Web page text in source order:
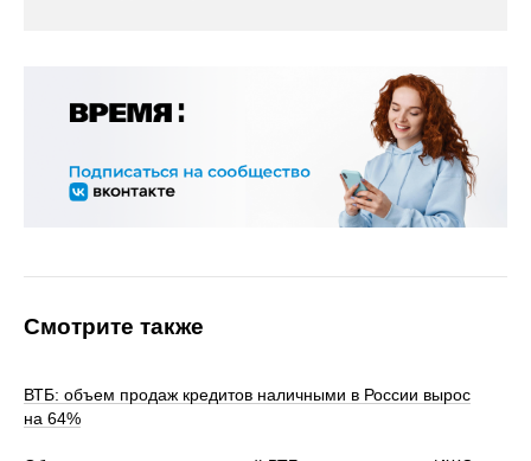
Смотрите также
ВТБ: объем продаж кредитов наличными в России вырос
на 64%